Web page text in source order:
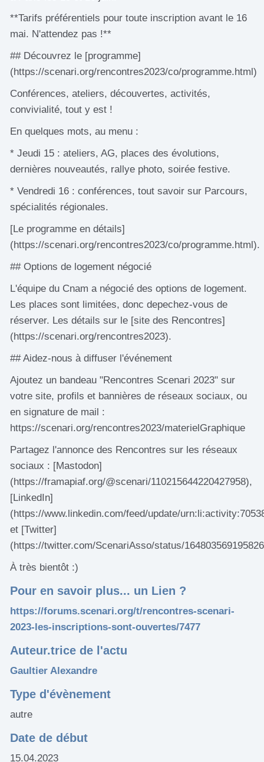
**Tarifs préférentiels pour toute inscription avant le 16
mai. N'attendez pas !**
## Découvrez le [programme]
(https://scenari.org/rencontres2023/co/programme.html)
Conférences, ateliers, découvertes, activités,
convivialité, tout y est !
En quelques mots, au menu :
* Jeudi 15 : ateliers, AG, places des évolutions,
dernières nouveautés, rallye photo, soirée festive.
* Vendredi 16 : conférences, tout savoir sur Parcours,
spécialités régionales.
[Le programme en détails]
(https://scenari.org/rencontres2023/co/programme.html).
## Options de logement négocié
L'équipe du Cnam a négocié des options de logement.
Les places sont limitées, donc depechez-vous de
réserver. Les détails sur le [site des Rencontres]
(https://scenari.org/rencontres2023).
## Aidez-nous à diffuser l'événement
Ajoutez un bandeau "Rencontres Scenari 2023" sur
votre site, profils et bannières de réseaux sociaux, ou
en signature de mail :
https://scenari.org/rencontres2023/materielGraphique
Partagez l'annonce des Rencontres sur les réseaux
sociaux : [Mastodon]
(https://framapiaf.org/@scenari/110215644220427958),
[LinkedIn]
(https://www.linkedin.com/feed/update/
et [Twitter]
(https://twitter.com/ScenariAsso/status/
À très bientôt :)
Pour en savoir plus... un Lien ?
https://forums.scenari.org/t/rencontres-scenari-
2023-les-inscriptions-sont-ouvertes/7477
Auteur.trice de l'actu
Gaultier Alexandre
Type d'évènement
autre
Date de début
15.04.2023